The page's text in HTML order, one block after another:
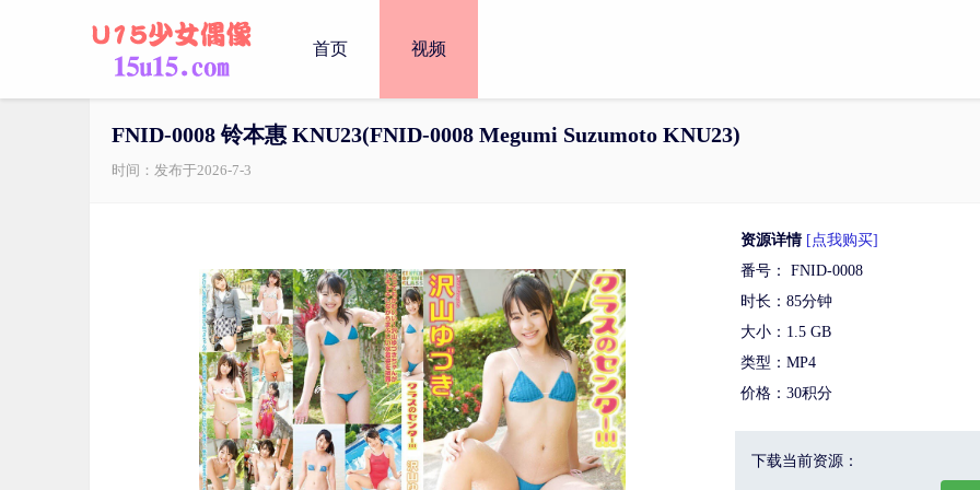
首页 视频
FNID-0008 铃本惠 KNU23(FNID-0008 Megumi Suzumoto KNU23)
时间：发布于2026-7-3
资源详情 [点我购买]
番号： FNID-0008
时长：85分钟
大小：1.5 GB
类型：MP4
价格：30积分
下载当前资源：